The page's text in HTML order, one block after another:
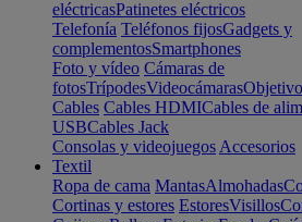
eléctricasPatinetes eléctricos
Telefonía Teléfonos fijosGadgets y
complementosSmartphones
Foto y vídeo Cámaras de
fotosTrípodesVideocámaras
Cables Cables HDMICables de
USBCables Jack
Consolas y videojuegos Accesorios
Textil
Ropa de cama MantasAlmohadas
Cortinas y estores EstoresVisillos